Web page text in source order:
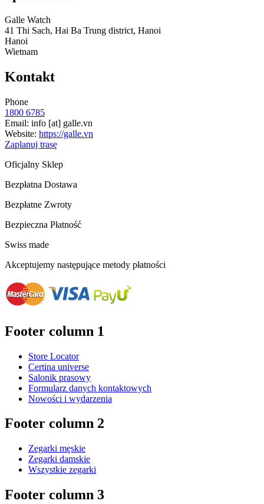
Galle Watch
41 Thi Sach, Hai Ba Trung district, Hanoi
Hanoi
Wietnam
Kontakt
Phone
1800 6785
Email: info [at] galle.vn
Website: https://galle.vn
Zaplanuj trasę
Oficjalny Sklep
Bezpłatna Dostawa
Bezpłatne Zwroty
Bezpieczna Płatność
Swiss made
Akceptujemy następujące metody płatności
Footer column 1
Store Locator
Certina universe
Salonik prasowy
Formularz danych kontaktowych
Nowości i wydarzenia
Footer column 2
Zegarki męskie
Zegarki damskie
Wszystkie zegarki
Footer column 3